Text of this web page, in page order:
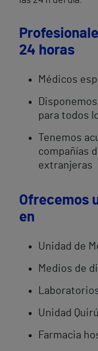
24 horas
Médicos
para todos
Tenemos
compañías
extranjeras
Ofrecemos
en
Unidad de
Medios de
Unidad
Farmacia